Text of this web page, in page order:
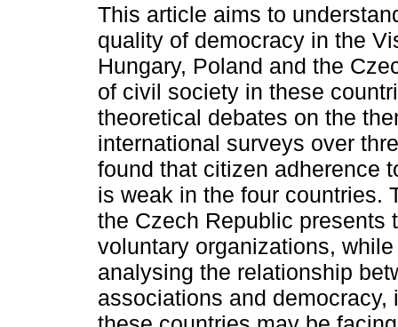
This article aims to
quality of democracy in the
Hungary, Poland and the
of civil society in these
theoretical debates on the
international surveys over
found that citizen adherence
is weak in the four countries.
the Czech Republic presents
voluntary organizations,
analysing the relationship
associations and